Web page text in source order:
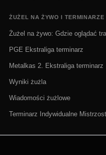
ŻUŻEL NA ŻYWO I TERMINARZE
Żużel na żywo: Gdzie oglądać
PGE Ekstraliga terminarz
Metalkas 2. Ekstraliga terminarz
Wyniki żużla
Wiadomości żużlowe
Terminarz Indywidualne